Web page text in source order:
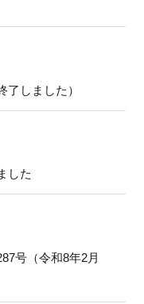
しました）
した
号（令和8年2月